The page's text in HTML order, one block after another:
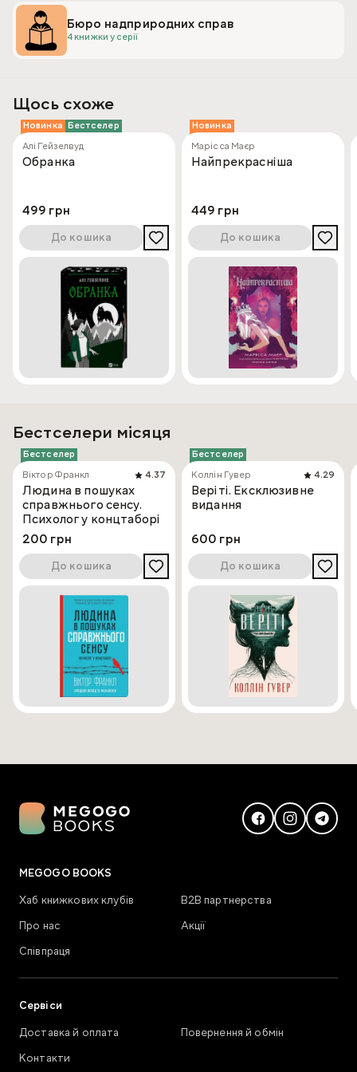
Бюро надприродних справ
4 книжки у серії
Щось схоже
Новинка Бестселер
Алі Гейзелвуд
Обранка
499 грн
До кошика
Новинка
Марісса Маєр
Найпрекрасніша
449 грн
До кошика
Бестселери місяця
Бестселер
Віктор Франкл
4.37
Людина в пошуках
справжнього сенсу.
Психолог у концтаборі
200 грн
До кошика
Бестселер
Коллін Гувер
4.29
Веріті. Ексклюзивне
видання
600 грн
До кошика
MEGOGO BOOKS
Хаб книжкових клубів
В2В партнерства
Про нас
Акції
Співпраця
Сервіси
Доставка й оплата
Повернення й обмін
Контакти